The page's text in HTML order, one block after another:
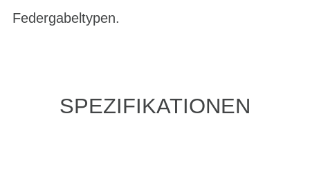
Federgabeltypen.
SPEZIFIKATIONEN